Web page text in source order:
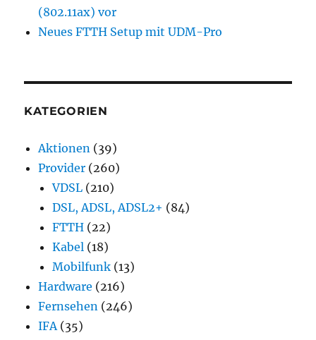
(802.11ax) vor
Neues FTTH Setup mit UDM-Pro
KATEGORIEN
Aktionen (39)
Provider (260)
VDSL (210)
DSL, ADSL, ADSL2+ (84)
FTTH (22)
Kabel (18)
Mobilfunk (13)
Hardware (216)
Fernsehen (246)
IFA (35)